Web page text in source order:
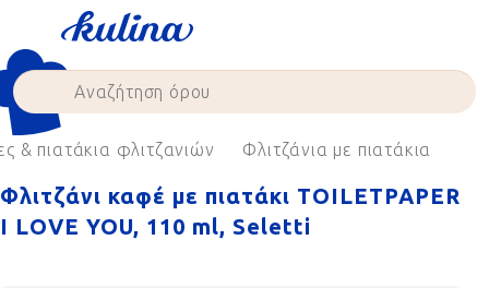
content
& πιατάκια φλιτζανιών Φλιτζάνια με πιατάκια
Φλιτζάνι καφέ με πιατάκι TOILETPAPER
I LOVE YOU, 110 ml, Seletti